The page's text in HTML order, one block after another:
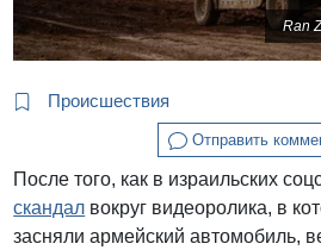
Ran
Происшествия
Отправить
После того, как в израильских
скандал вокруг видеоролика, в
засняли армейский автомобиль,